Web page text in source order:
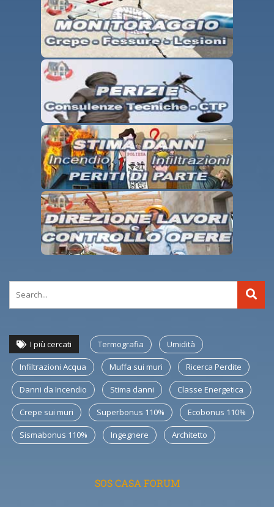
I più cercati Termografia Umidità
Infiltrazioni Acqua Muffa sui muri Ricerca Perdite
Danni da Incendio Stima danni Classe Energetica
Crepe sui muri Superbonus 110% Ecobonus 110%
Sismabonus 110% Ingegnere Architetto
SOS CASA FORUM